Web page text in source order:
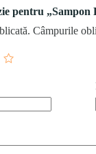
pentru
Câmpurile